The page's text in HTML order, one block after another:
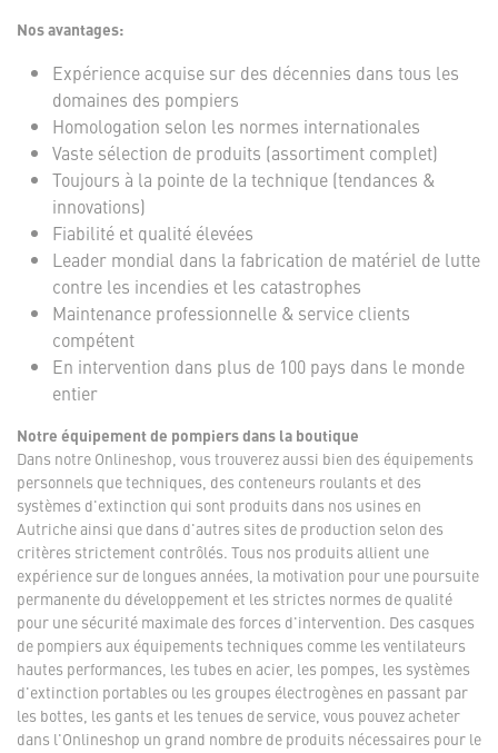
Nos avantages:
Expérience acquise sur des décennies dans tous les
domaines des pompiers
Homologation selon les normes internationales
Vaste sélection de produits (assortiment complet)
Toujours à la pointe de la technique (tendances &
innovations)
Fiabilité et qualité élevées
Leader mondial dans la fabrication de matériel de lutte
contre les incendies et les catastrophes
Maintenance professionnelle & service clients
compétent
En intervention dans plus de 100 pays dans le monde
entier
Notre équipement de pompiers dans la boutique
Dans notre Onlineshop, vous trouverez aussi bien des équipements
personnels que techniques, des conteneurs roulants et des
systèmes d'extinction qui sont produits dans nos usines en
Autriche ainsi que dans d'autres sites de production selon des
critères strictement contrôlés. Tous nos produits allient une
expérience sur de longues années, la motivation pour une poursuite
permanente du développement et les strictes normes de qualité
pour une sécurité maximale des forces d'intervention. Des casques
de pompiers aux équipements techniques comme les ventilateurs
hautes performances, les tubes en acier, les pompes, les systèmes
d'extinction portables ou les groupes électrogènes en passant par
les bottes, les gants et les tenues de service, vous pouvez acheter
dans l'Onlineshop un grand nombre de produits nécessaires pour le